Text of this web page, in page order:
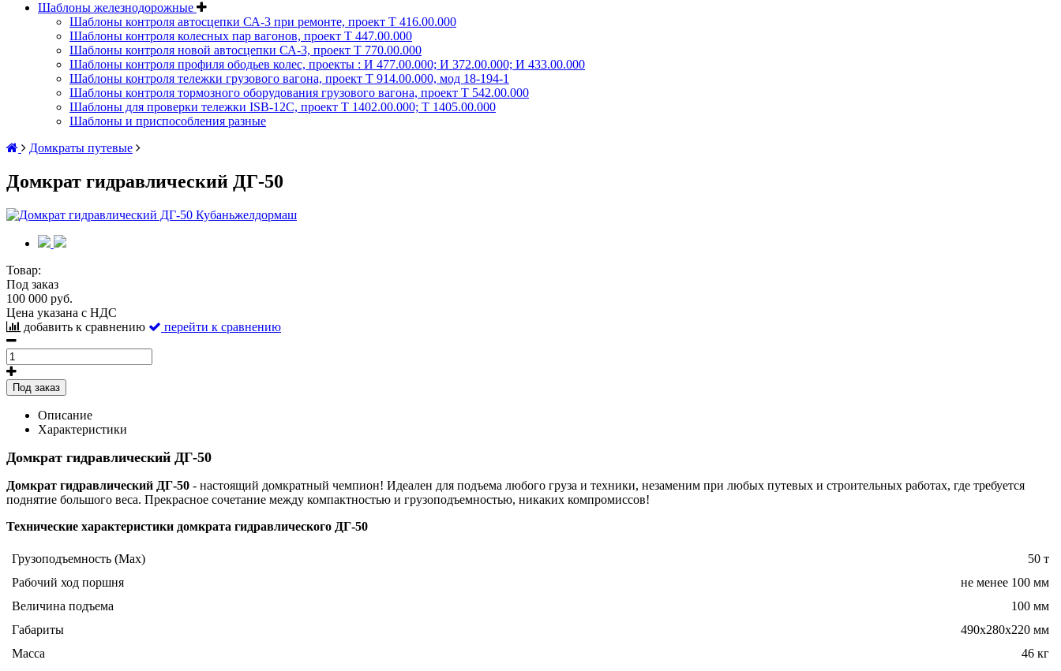
Шаблоны железнодорожные
Шаблоны контроля автосцепки СА-3 при ремонте, проект Т 416.00.000
Шаблоны контроля колесных пар вагонов, проект Т 447.00.000
Шаблоны контроля новой автосцепки СА-3, проект Т 770.00.000
Шаблоны контроля профиля ободьев колес, проекты : И 477.00.000; И 372.00.000; И 433.00.000
Шаблоны контроля тележки грузового вагона, проект Т 914.00.000, мод 18-194-1
Шаблоны контроля тормозного оборудования грузового вагона, проект Т 542.00.000
Шаблоны для проверки тележки ISB-12C, проект Т 1402.00.000; Т 1405.00.000
Шаблоны и приспособления разные
Домкраты путевые
Домкрат гидравлический ДГ-50
Товар:
Под заказ
100 000 руб.
Цена указана с НДС
добавить к сравнению
перейти к сравнению
Под заказ
Описание
Характеристики
Домкрат гидравлический ДГ-50
Домкрат гидравлический ДГ-50 - настоящий домкратный чемпион! Идеален для подъема любого груза и техники, незаменим при любых путевых и строительных работах, где требуется
поднятие большого веса. Прекрасное сочетание между компактностью и грузоподъемностью, никаких компромиссов!
Технические характеристики домкрата гидравлического ДГ-50
Грузоподъемность (Max)
50 т
Рабочий ход поршня
не менее 100 мм
Величина подъема
100 мм
Габариты
490x280x220 мм
Масса
46 кг